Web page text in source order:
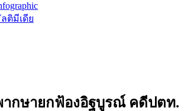
ติมีเดีย
กษายกฟ้องอิฐบูรณ์ คดีปตท.